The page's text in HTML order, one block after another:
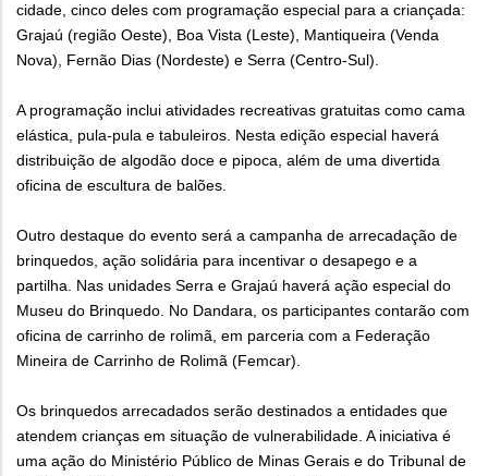
cidade, cinco deles com programação especial para a criançada:
Grajaú (região Oeste), Boa Vista (Leste), Mantiqueira (Venda
Nova), Fernão Dias (Nordeste) e Serra (Centro-Sul).
A programação inclui atividades recreativas gratuitas como cama
elástica, pula-pula e tabuleiros. Nesta edição especial haverá
distribuição de algodão doce e pipoca, além de uma divertida
oficina de escultura de balões.
Outro destaque do evento será a campanha de arrecadação de
brinquedos, ação solidária para incentivar o desapego e a
partilha. Nas unidades Serra e Grajaú haverá ação especial do
Museu do Brinquedo. No Dandara, os participantes contarão com
oficina de carrinho de rolimã, em parceria com a Federação
Mineira de Carrinho de Rolimã (Femcar).
Os brinquedos arrecadados serão destinados a entidades que
atendem crianças em situação de vulnerabilidade. A iniciativa é
uma ação do Ministério Público de Minas Gerais e do Tribunal de